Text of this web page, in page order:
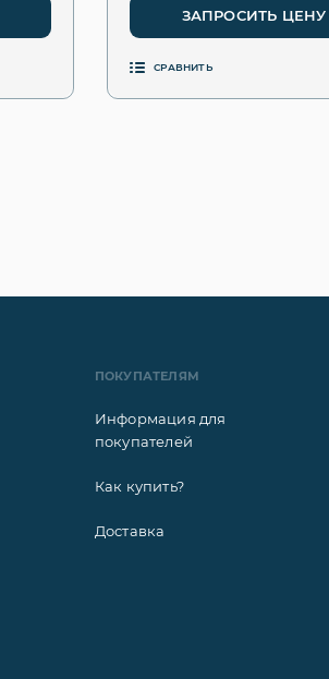
ЗАПРОСИТЬ ЦЕНУ
СРАВНИТЬ
ПОКУПАТЕЛЯМ
Информация для
покупателей
Как купить?
Доставка